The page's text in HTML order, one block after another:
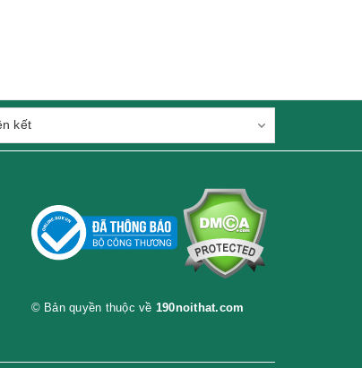
© Bản quyền thuộc về 190noithat.com